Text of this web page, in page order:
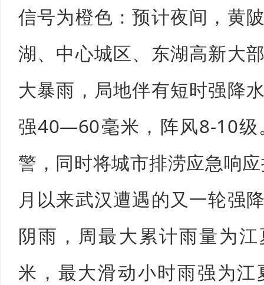
信号为橙色：预计夜间，黄
湖、中心城区、东湖高新大
大暴雨，局地伴有短时强降
强40—60毫米，阵风8-10级
警，同时将城市排涝应急响
月以来武汉遭遇的又一轮强
阴雨，周最大累计雨量为
米，最大滑动小时雨强为